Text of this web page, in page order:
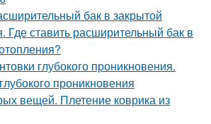
бак в закрытой
Где ставить расширительный бак в
глубокого проникновения.
проникновения
вещей. Плетение коврика из